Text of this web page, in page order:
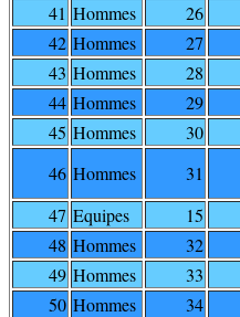
41 Hommes 26
42 Hommes 27
43 Hommes 28
44 Hommes 29
45 Hommes 30
46 Hommes 31
47 Equipes 15
48 Hommes 32
49 Hommes 33
50 Hommes 34